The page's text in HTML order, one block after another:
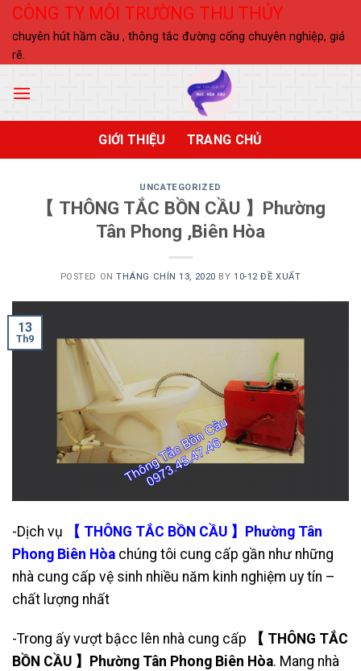
Skip
content
CÔNG TY MÔI TRƯỜNG THU THỦY
chuyên hút hầm cầu , thông tắc đường cống chuyên nghiệp, giá
rẽ.
GIỚI THIỆU TRANG CHỦ
UNCATEGORIZED
【 THÔNG TẮC BỒN CẦU 】Phường
Tân Phong ,Biên Hòa
POSTED ONTHÁNG CHÍN 13, 2020 BY10-12 ĐỀ XUẤT
13
Th9
-Dịch vụ
【 THÔNG TẮC BỒN CẦU 】Phường Tân
Phong Biên Hòa chúng tôi cung cấp gần như những
nhà cung cấp vệ sinh nhiều năm kinh nghiệm uy tín –
chất lượng nhất
-Trong ấy vượt bậcc lên nhà cung cấp
【 THÔNG TẮC
BỒN CẦU 】Phường Tân Phong Biên Hòa. Mang nhà